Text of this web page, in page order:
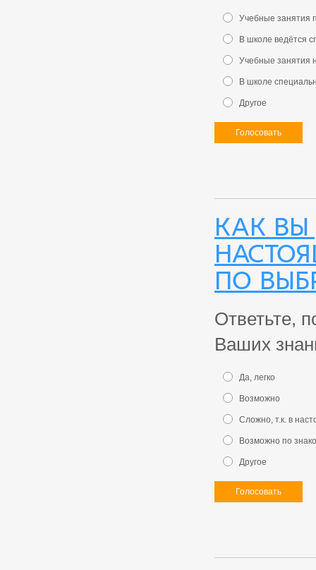
Учебные занятия
В школе ведётся
Учебные занятия
В школе
Другое
Голосовать
Как
по
Ответьте,
Ваших
Да, легко
Возможно
Сложно, т.к. в
Возможно по
Другое
Голосовать